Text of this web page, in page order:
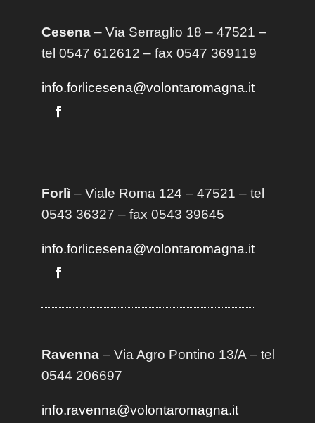
Cesena– Via Serraglio 18 – 47521 –
tel 0547 612612 – fax 0547 369119
info.forlicesena@volontaromagna.it
Forlì – Viale Roma 124 – 47521 – tel
0543 36327 – fax 0543 39645
info.forlicesena@volontaromagna.it
Ravenna– Via Agro Pontino 13/A– tel
0544 206697
info.ravenna@volontaromagna.it